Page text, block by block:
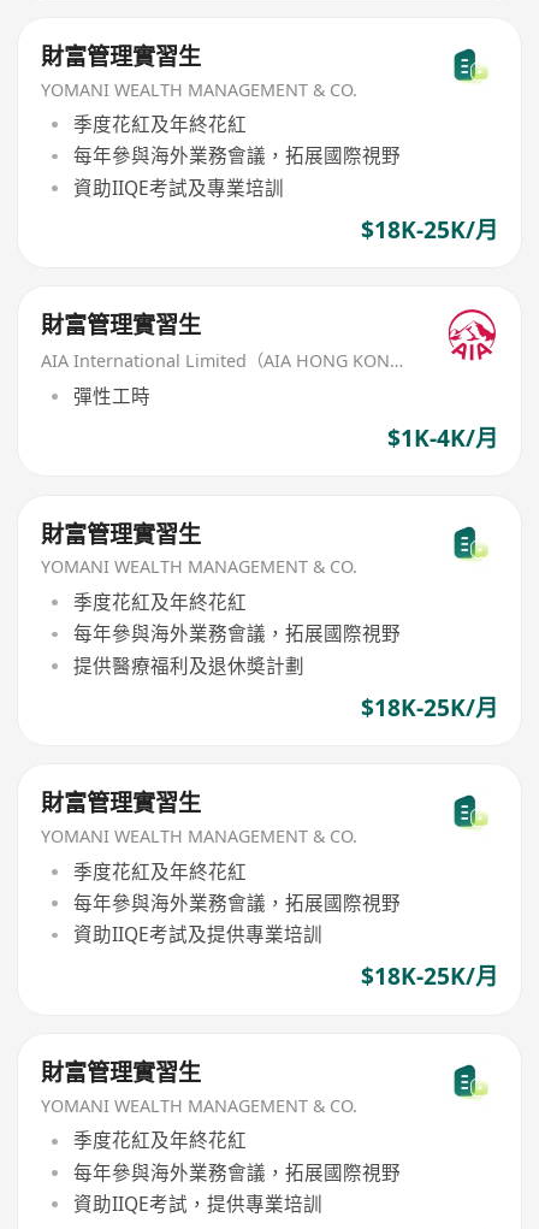
財富管理實習生
YOMANI WEALTH MANAGEMENT & CO.
季度花紅及年終花紅
每年參與海外業務會議，拓展國際視野
資助IIQE考試及專業培訓
$18K-25K/月
財富管理實習生
AIA International Limited（AIA HONG KONG）
彈性工時
$1K-4K/月
財富管理實習生
YOMANI WEALTH MANAGEMENT & CO.
季度花紅及年終花紅
每年參與海外業務會議，拓展國際視野
提供醫療福利及退休奬計劃
$18K-25K/月
財富管理實習生
YOMANI WEALTH MANAGEMENT & CO.
季度花紅及年終花紅
每年參與海外業務會議，拓展國際視野
資助IIQE考試及提供專業培訓
$18K-25K/月
財富管理實習生
YOMANI WEALTH MANAGEMENT & CO.
季度花紅及年終花紅
每年參與海外業務會議，拓展國際視野
資助IIQE考試，提供專業培訓